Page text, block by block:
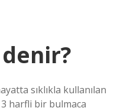
sıklıkla kullanılan
harfli bir bulmaca